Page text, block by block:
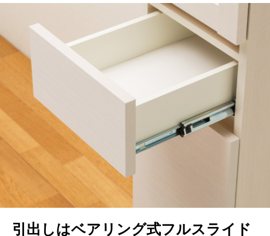
引出しはベアリング式フルスライド